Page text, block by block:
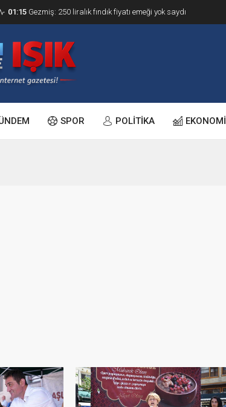
01:15 Gezmiş: 250 liralık fındık fiyatı emeği yok saydı
SPOR POLİTİKA EKONOMİ